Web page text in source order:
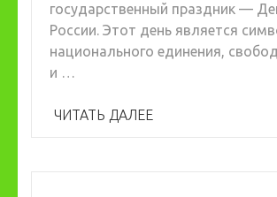
государственный праздник —
России. Этот день является
национального единения,
и …
ЧИТАТЬ ДАЛЕЕ